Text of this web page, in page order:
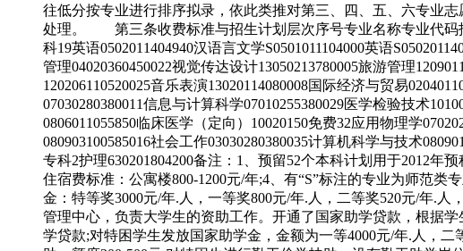
往低分按专业进行排序拟录，依此类推对第三、四、五、六专业
处理。 第三条收费标准与招生计划层次序号专业名称专业代码
科19英语0502011404940汉语言文学S0501011104000英语
管理04020360450022视觉传达设计13050213780005旅游管理
120206110520025音乐表演13020114080008国际经济与贸易
07030280380011信息与计算科学07010255380029医学检验技术
0806011055850临床医学（定向）10020150免费32应用物理学
080903100585016社会工作03030280380035计算机科学与技术
专科2护理630201804200备注：1、预留52个本科计划用于2012年
住宿费标准：公寓楼800-1200元/年;4、有“S”标注的专业为师
金：特等奖3000元/年.人，一等奖800元/年.人，二等奖520元/年.
管理中心，负责大学生的资助工作。开通了国家助学贷款，根据
学贷款;对特困学生发放国家助学金，金额为一等4000元/年.人，